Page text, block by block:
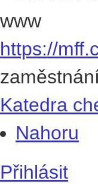
www
https://
Katedra
Nahoru
Přihlásit